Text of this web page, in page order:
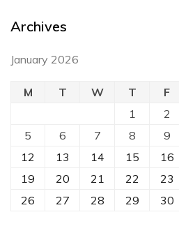
Archives
January 2026
M T W T F
1
2
5
6 7 8 9
12
13 14 15 16
19
20 21 22 23
26
27 28 29 30